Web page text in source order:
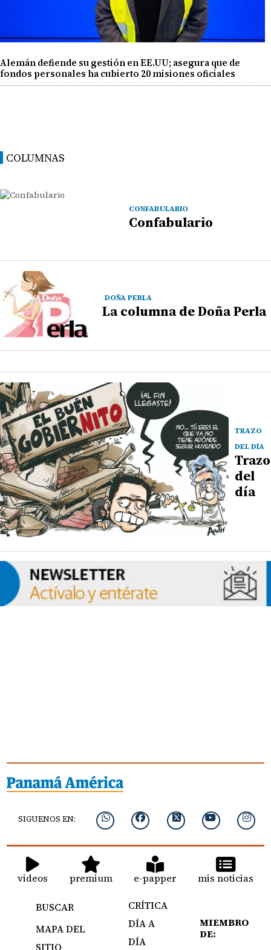
Alemán defiende su gestión en EE.UU; asegura que de
fondos personales ha cubierto 20 misiones oficiales
COLUMNAS
CONFABULARIO
Confabulario
DOÑA PERLA
La columna de Doña Perla
TRAZO
DEL DÍA
Trazo
del
día
SIGUENOS EN:
videos premium e-papper mis noticias
BUSCAR
MAPA DEL
SITIO
CRÍTICA
DÍA A
DÍA
MIEMBRO
DE: